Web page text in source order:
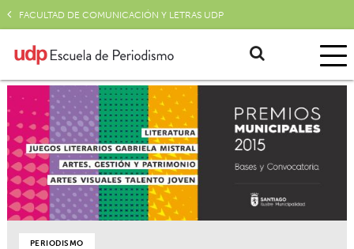
FACULTAD DE COMUNICACIÓN Y LETRAS UDP
PERIODISMO